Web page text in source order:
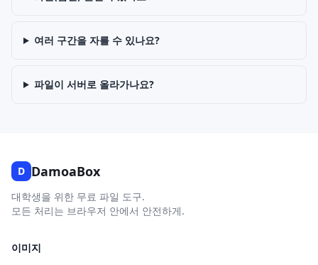
여러 구간을 자를 수 있나요?
파일이 서버로 올라가나요?
D DamoaBox
대학생을 위한 무료 파일 도구.
모든 처리는 브라우저 안에서 안전하게.
이미지